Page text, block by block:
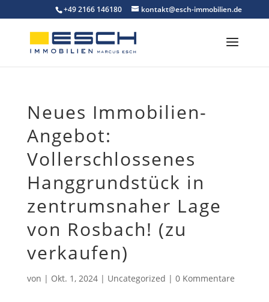
to
content
+49 2166 146180 kontakt@esch-immobilien.de
Neues Immobilien-
Angebot:
Vollerschlossenes
Hanggrundstück in
zentrumsnaher Lage
von Rosbach! (zu
verkaufen)
von | Okt. 1, 2024| Uncategorized | 0 Kommentare